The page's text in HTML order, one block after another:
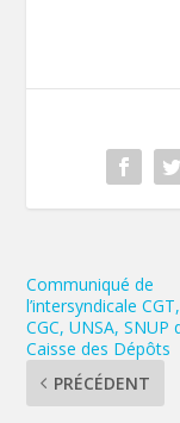
Communiqué de
l’intersyndicale
CGC, UNSA, SNUP
Caisse des Dépôts
PRÉCÉDENT